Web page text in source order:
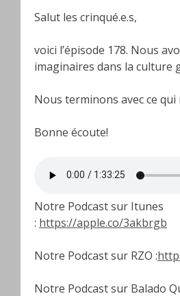
Salut les crinqué.e.s,
voici l’épisode 178. Nous
imaginaires dans la culture
Nous terminons avec ce qui
Bonne écoute!
Notre Podcast sur Itunes
: https://apple.co/3akbrgb
Notre Podcast sur RZO :
Notre Podcast sur Balado